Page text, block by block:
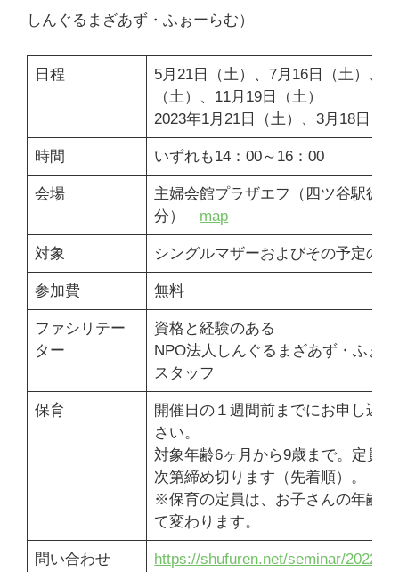
しんぐるまざあず・ふぉーらむ）
日程
5月21日（土）、7月16日（土）、9
（土）、11月19日（土）
2023年1月21日（土）、3月18日（
時間 いずれも14：00～16：00
会場
主婦会館プラザエフ（四ツ谷駅徒歩
分） map
対象 シングルマザーおよびその予定の
参加費 無料
ファシリテー
ター
資格と経験のある
NPO法人しんぐるまざあず・ふぉ
スタッフ
保育
開催日の１週間前までにお申し込
さい。
対象年齢6ヶ月から9歳まで。定員
次第締め切ります（先着順）。
※保育の定員は、お子さんの年齢
て変わります。
問い合わせ
https://shufuren.net/seminar/